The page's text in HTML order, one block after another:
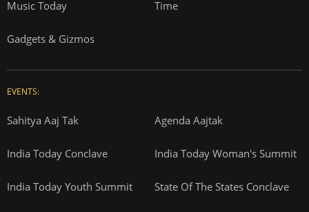
Music Today Time
Gadgets & Gizmos
EVENTS:
Sahitya Aaj Tak Agenda Aajtak
India Today Conclave India Today Woman's Summit
India Today Youth Summit State Of The States Conclave